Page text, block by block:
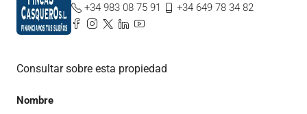
+34 983 08 75 91
+34 649 78 34 82
Consultar sobre esta propiedad
Nombre